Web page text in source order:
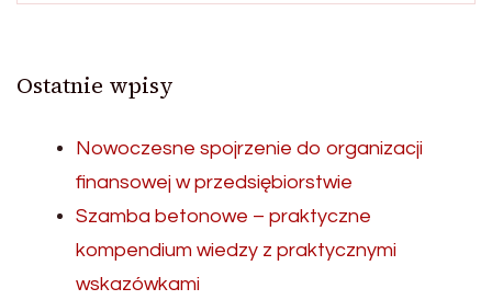
Ostatnie wpisy
Nowoczesne spojrzenie do organizacji
finansowej w przedsiębiorstwie
Szamba betonowe – praktyczne
kompendium wiedzy z praktycznymi
wskazówkami